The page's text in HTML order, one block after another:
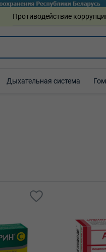
Противодействие
Дыхательная система